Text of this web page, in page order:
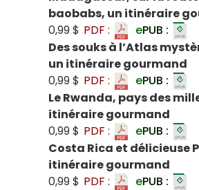
baobabs, un itinéraire
0,99 $ PDF : ePUB :
Des souks à l’Atlas
un itinéraire gourmand
0,99 $ PDF : ePUB :
Le Rwanda, pays des
itinéraire gourmand
0,99 $ PDF : ePUB :
Costa Rica et délicieuse
itinéraire gourmand
0,99 $ PDF : ePUB :